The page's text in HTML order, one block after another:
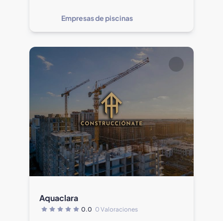
Empresas de piscinas
Aquaclara
0.0 0 Valoraciones